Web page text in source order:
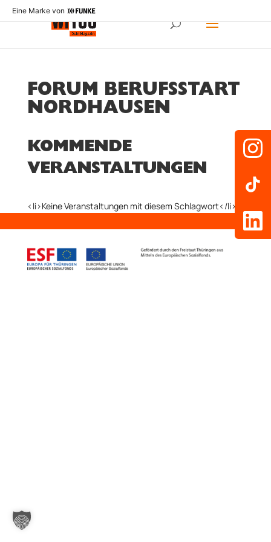
Eine Marke von
FORUM BERUFSSTART
NORDHAUSEN
KOMMENDE
VERANSTALTUNGEN
<li>Keine Veranstaltungen mit diesem Schlagwort</li>